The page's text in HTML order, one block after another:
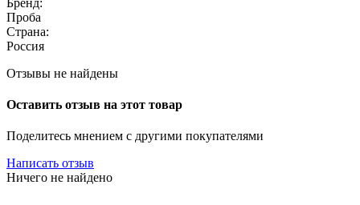
Проба
Страна:
Россия
Отзывы не найдены
Оставить отзыв на этот товар
Поделитесь мнением с другими покупателями
Написать отзыв
Ничего не найдено